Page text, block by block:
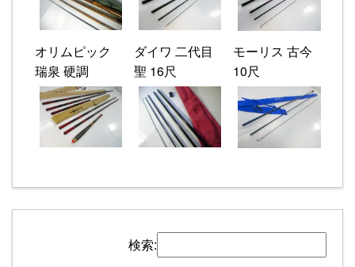
オリムピック
瑞泉 硬調
ダイワ 二代目
聖 16尺
モーリス 古今
10尺
検索: